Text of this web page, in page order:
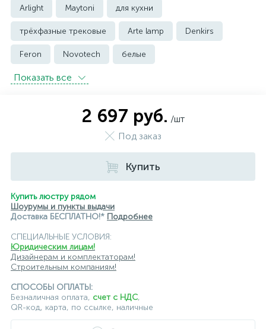
Arlight Maytoni для кухни
трёхфазные трековые Arte lamp Denkirs
Feron Novotech белые
встраиваемые трековые
модульные трековые подвесные трековые
светильники для модульной системы
светодиодные трековые
черные ЭРА Crystal Lux
Показать всe
2 697 руб. /шт
Под заказ
Купить
Купить люстру рядом
Шоурумы и пункты выдачи
Доставка БЕСПЛАТНО!* Подробнее
СПЕЦИАЛЬНЫЕ УСЛОВИЯ:
Юридическим лицам!
Дизайнерам и комплектаторам!
Строительным компаниям!
СПОСОБЫ ОПЛАТЫ:
Безналичная оплата, счет с НДС,
QR-код, карта, по ссылке, наличные